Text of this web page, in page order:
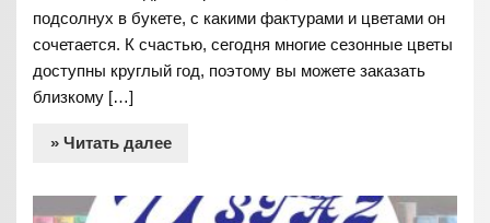
подсолнух в букете, с какими фактурами и цветами он
сочетается. К счастью, сегодня многие сезонные цветы
доступны круглый год, поэтому вы можете заказать
близкому […]
» Читать далее